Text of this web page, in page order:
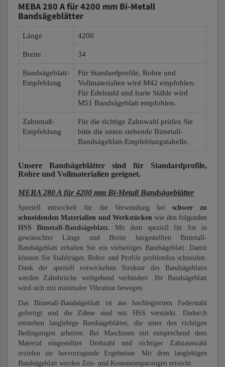
MEBA 280 A für 4200 mm Bi-Metall
Bandsägeblätter
Länge 4200
Breite 34
Bandsägeblatt-
Empfehlung
Für Standardprofile, Rohre und
Vollmaterialien wird M42 empfohlen.
Für Edelstahl und harte Stähle wird
M51 Bandsägeblatt empfohlen.
Zahnmaß-
Empfehlung
Für die richtige Zahnwahl prüfen Sie
bitte die unten stehende Bimetall-
Bandsägeblatt-Empfehlungstabelle.
Unsere Bandsägeblätter sind für Standardprofile,
Rohre und Vollmaterialien geeignet.
MEBA 280 A für 4200 mm Bi-Metall Bandsägeblätter
Speziell entwickelt für die Verwendung beischwer zu
schneidenden Materialien und Werkstücken wie den folgenden
HSS Bimetall-Bandsägeblatt. Mit dem speziell für Sie in
gewünschter Länge und Breite hergestellten Bimetall-
Bandsägeblatt erhalten Sie ein vielseitiges Bandsägeblatt. Damit
können Sie Stahlträger, Rohre und Profile problemlos schneiden.
Dank der speziell entwickelten Struktur des Bandsägeblatts
werden Zahnbrüche weitgehend verhindert. Ihr Bandsägeblatt
wird sich mit minimaler Vibration bewegen.
Das Bimetall-Bandsägeblatt ist aus hochlegiertem Federstahl
gefertigt und die Zähne sind mit HSS verstärkt. Dadurch
entstehen langlebige Bandsägeblätter, die unter den richtigen
Bedingungen arbeiten. Bei Maschinen mit entsprechend dem
Material eingestellter Drehzahl und richtiger Zahnauswahl
erzielen sie hervorragende Ergebnisse. Mit dem langlebigen
Bandsägeblatt werden Zeit- und Kosteneinsparungen erreicht.